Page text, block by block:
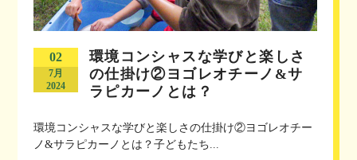
02
7月
2024
環境コンシャスな学びと楽しさ
の仕掛け②ヨゴレオチーノ&サ
ラピカーノとは？
環境コンシャスな学びと楽しさの仕掛け②ヨゴレオチー
ノ&サラピカーノとは？子どもたち...